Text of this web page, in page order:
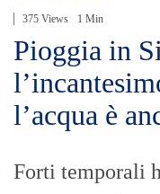
375 Views 1 Min
Pioggia in
l’acqua è
Forti temporali